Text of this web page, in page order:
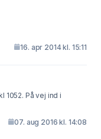
16. apr 2014 kl. 15:11
1052. På vej ind i
07. aug 2016 kl. 14:08